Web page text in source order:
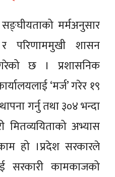
मर्मअनुसार
र परिणाममुखी शासन
छ । प्रशासनिक
‘मर्ज’ गरेर १९
गर्नु तथा ३०४ भन्दा
मितव्ययिताको अभ्यास
हो ।प्रदेश सरकारले
सरकारी कामकाजको